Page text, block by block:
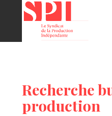
Recherche
production